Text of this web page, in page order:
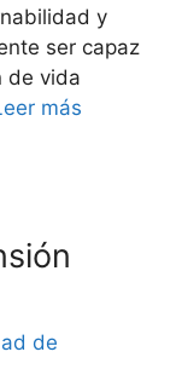
y
ser capaz
de vida
más
de